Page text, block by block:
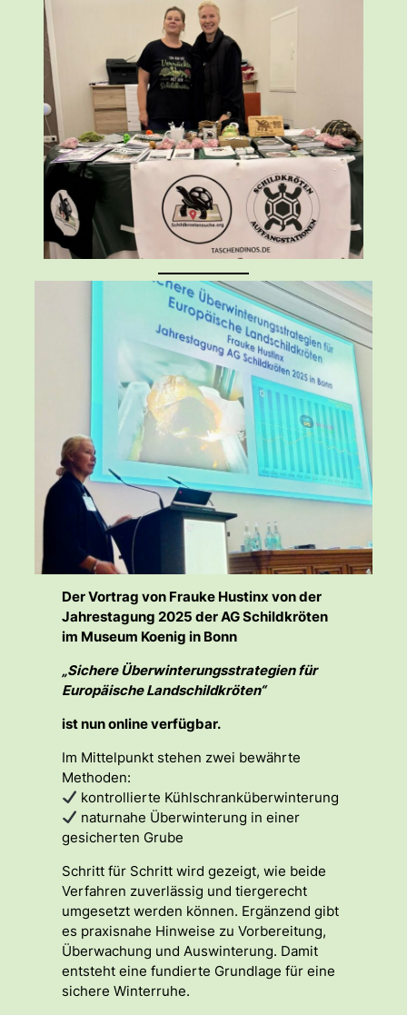
Der Vortrag von Frauke Hustinx von der
Jahrestagung 2025 der AG Schildkröten
im Museum Koenig in Bonn
„Sichere Überwinterungsstrategien für
Europäische Landschildkröten“
ist nun online verfügbar.
Im Mittelpunkt stehen zwei bewährte
Methoden:
kontrollierte Kühlschranküberwinterung
naturnahe Überwinterung in einer
gesicherten Grube
Schritt für Schritt wird gezeigt, wie beide
Verfahren zuverlässig und tiergerecht
umgesetzt werden können. Ergänzend gibt
es praxisnahe Hinweise zu Vorbereitung,
Überwachung und Auswinterung. Damit
entsteht eine fundierte Grundlage für eine
sichere Winterruhe.